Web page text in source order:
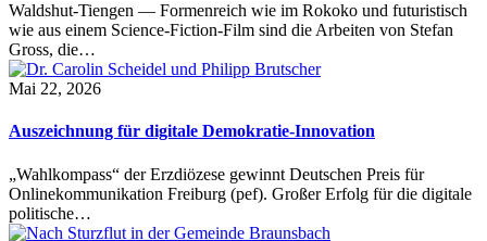
Waldshut-Tiengen — Formenreich wie im Rokoko und futuristisch
wie aus einem Science-Fiction-Film sind die Arbeiten von Stefan
Gross, die…
Mai 22, 2026
Auszeichnung für digitale Demokratie-Innovation
„Wahlkompass“ der Erzdiözese gewinnt Deutschen Preis für
Onlinekommunikation Freiburg (pef). Großer Erfolg für die digitale
politische…